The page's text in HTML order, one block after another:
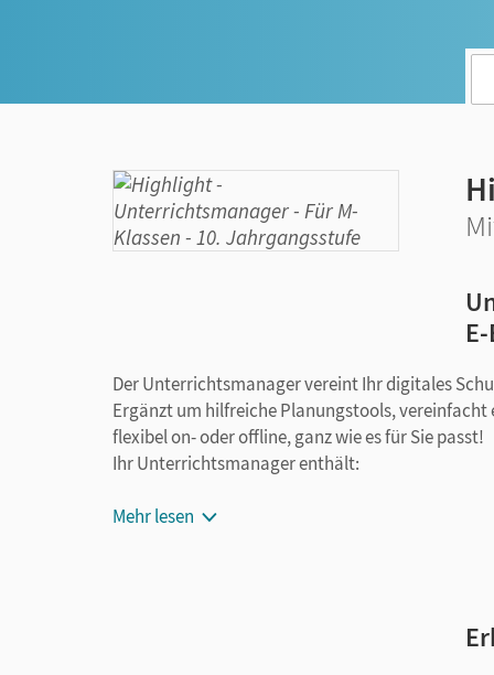
Der Unterrichtsmanager vereint Ihr digitales
Ergänzt um hilfreiche Planungstools,
flexibel on- oder offline, ganz wie es für Sie passt!
Ihr Unterrichtsmanager enthält:
E-Book
Workbook (Lehrkräftefassung) mit
Mehr lesen